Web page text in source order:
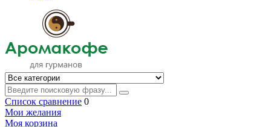
Список сравнение 0
Мои желания
Моя корзина